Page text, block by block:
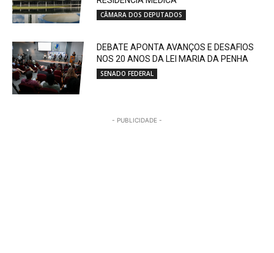
CÂMARA DOS DEPUTADOS
DEBATE APONTA AVANÇOS E DESAFIOS
NOS 20 ANOS DA LEI MARIA DA PENHA
SENADO FEDERAL
- PUBLICIDADE -